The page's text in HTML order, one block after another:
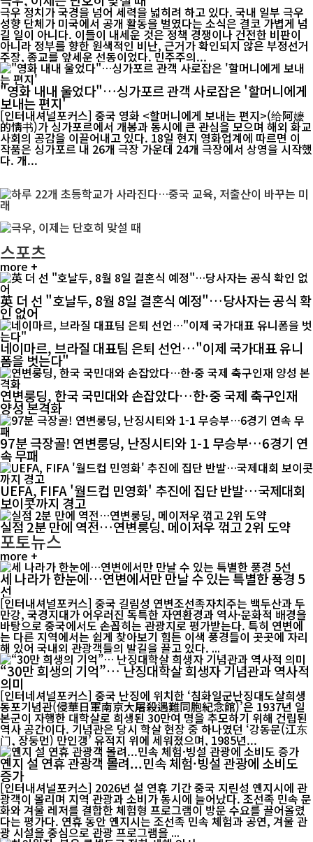
극우 정치가 국경을 넘어 세력을 넓히려 하고 있다. 국내 일부 극우
성향 단체가 미국에서 공개 활동을 벌였다는 소식은 결코 가볍게 넘
길 일이 아니다. 이들이 내세운 것은 정책 경쟁이나 건전한 비판이
아니라 정부를 향한 원색적인 비난, 근거가 확인되지 않은 부정선거
주장, 종교를 앞세운 선동이었다. 민주주의...
"영화 내내 울었다"…싱가포르 관객 사로잡은 '할머니에게
보내는 편지'
[인터내셔널포커스] 중국 영화 <할머니에게 보내는 편지>(给阿嬷
的情书)가 싱가포르에서 개봉과 동시에 큰 관심을 모으며 해외 화교
사회의 공감을 이끌어내고 있다. 18일 현지 영화업계에 따르면 이
작품은 싱가포르 내 26개 극장 가운데 24개 극장에서 상영을 시작했
다. 개...
스포츠
more +
英 더 선 "호날두, 8월 8일 결혼식 예정"…당사자는 공식 확
인 없어
네이마르, 브라질 대표팀 은퇴 선언…"이제 국가대표 유니
폼을 벗는다"
연변룽딩, 한국 국민대와 손잡았다…한·중 국제 축구인재
양성 본격화
97분 극장골! 연변룽딩, 난징시티와 1-1 무승부…6경기 연
속 무패
UEFA, FIFA '월드컵 민영화' 추진에 집단 반발…국제대회
보이콧까지 경고
실점 2분 만에 역전…연변룽딩, 메이저우 꺾고 2위 도약
포토뉴스
more +
세 나라가 한눈에…연변에서만 만날 수 있는 특별한 풍경 5
선
[인터내셔널포커스] 중국 길림성 연변조선족자치주는 백두산과 두
만강, 국경지대가 어우러진 독특한 자연환경과 역사·문화적 배경을
바탕으로 중국에서도 손꼽히는 관광지로 평가받는다. 특히 연변에
는 다른 지역에서는 쉽게 찾아보기 힘든 이색 풍경들이 곳곳에 자리
해 있어 국내외 관광객들의 발길을 끌고 있다. ...
“30만 희생의 기억”… 난징대학살 희생자 기념관과 역사적
의미
[인터네셔널포커스] 중국 난징에 위치한 ‘침화일군난징대도살희생
동포기념관(侵華日軍南京大屠殺遇難同胞紀念館)’은 1937년 일
본군이 자행한 대학살로 희생된 30만여 명을 추모하기 위해 건립된
역사 공간이다. 기념관은 당시 학살 현장 중 하나였던 ‘강동문(江东
门, 장둥먼) 만인갱’ 유적지 위에 세워졌으며, 1985년...
옌지 설 연휴 관광객 몰려...민속 체험·빙설 관광에 소비도
증가
[인터내셔널포커스] 2026년 설 연휴 기간 중국 지린성 옌지시에 관
광객이 몰리며 지역 관광과 소비가 동시에 늘어났다. 조선족 민속 문
화와 겨울 레저를 결합한 체험형 프로그램이 방문 수요를 끌어올렸
다는 평가다. 연휴 동안 옌지시는 조선족 민속 체험과 공연, 겨울 관
광 시설을 중심으로 관광 프로그램을 ...